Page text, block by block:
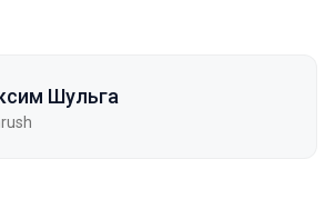
Шульга